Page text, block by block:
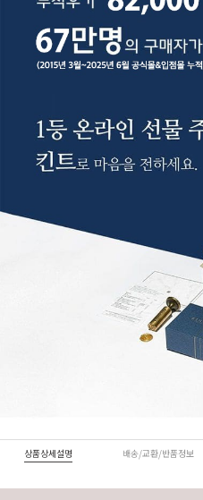
상품상세설명 배송/교환/반품정보